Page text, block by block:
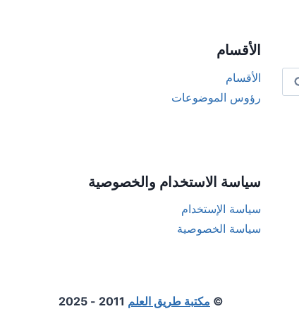
الأقسام
الأقسام
رؤوس الموضوعات
سياسة الاستخدام والخصوصية
سياسة الإستخدام
سياسة الخصوصية
© مكتبة طريق العلم